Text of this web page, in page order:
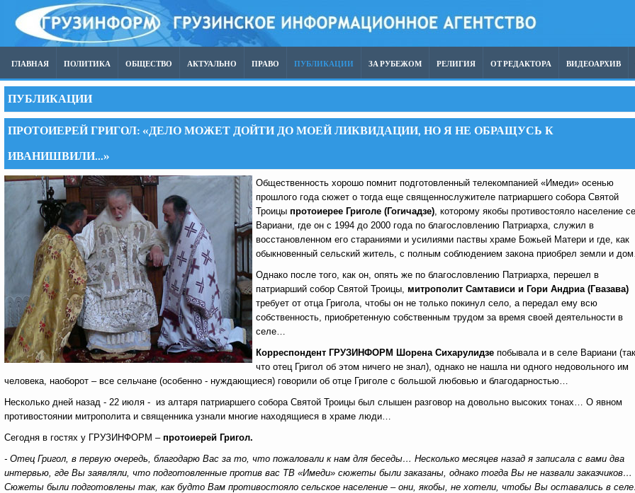
ГЛАВНАЯ ПОЛИТИКА ОБЩЕСТВО АКТУАЛЬНО ПРАВО ПУБЛИКАЦИИ ЗА РУБЕЖОМ РЕЛИГИЯ ОТ РЕДАКТОРА ВИДЕОАРХИВ
ПУБЛИКАЦИИ
ПРОТОИЕРЕЙ ГРИГОЛ: «ДЕЛО МОЖЕТ ДОЙТИ ДО МОЕЙ ЛИКВИДАЦИИ, НО Я НЕ ОБРАЩУСЬ К
ИВАНИШВИЛИ...»
Общественность хорошо помнит подготовленный телекомпанией «Имеди» осенью
прошлого года сюжет о тогда еще священнослужителе патриаршего собора Святой
Троицы протоиерее Григоле (Гогичадзе), которому якобы противостояло население
Вариани, где он с 1994 до 2000 года по благословлению Патриарха, служил в
восстановленном его стараниями и усилиями паствы храме Божьей Матери и где, как
обыкновенный сельский житель, с полным соблюдением закона приобрел земли и
Однако после того, как он, опять же по благословлению Патриарха, перешел в
патриарший собор Святой Троицы, митрополит Самтависи и Гори Андриа (Гвазава)
требует от отца Григола, чтобы он не только покинул село, а передал ему всю
собственность, приобретенную собственным трудом за время своей деятельности в
селе…
Корреспондент ГРУЗИНФОРМ Шорена Сихарулидзе побывала и в селе Вариани
что отец Григол об этом ничего не знал), однако не нашла ни одного недовольного им
человека, наоборот – все сельчане (особенно - нуждающиеся) говорили об отце Григоле с большой любовью и благодарностью…
Несколько дней назад - 22 июля - из алтаря патриаршего собора Святой Троицы был слышен разговор на довольно высоких тонах… О явном
противостоянии митрополита и священника узнали многие находящиеся в храме люди…
Сегодня в гостях у ГРУЗИНФОРМ – протоиерей Григол.
- Отец Григол, в первую очередь, благодарю Вас за то, что пожаловали к нам для беседы… Несколько месяцев назад я записала с вами два
интервью, где Вы заявляли, что подготовленные против вас ТВ «Имеди» сюжеты были заказаны, однако тогда Вы не назвали заказчиков…
Сюжеты были подготовлены так, как будто Вам противостояло сельское население – они, якобы, не хотели, чтобы Вы оставались в